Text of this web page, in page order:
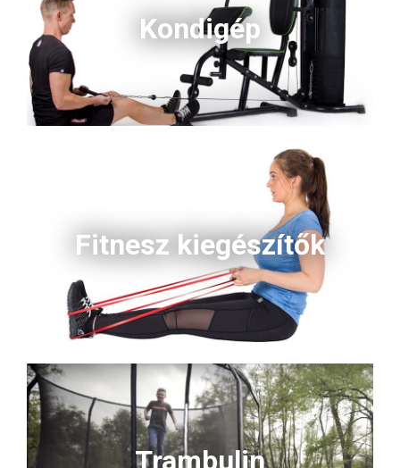
Kondigép
Fitnesz kiegészítők
Trambulin